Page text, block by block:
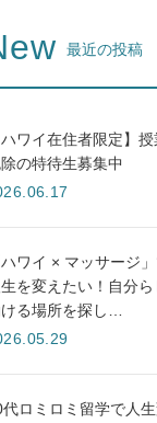
最近の投稿
ハワイ在住者限定】
の特待生募集中
ハワイ × マッサージ
を変えたい！自分ら
る場所を探し…
ロミロミ留学で人